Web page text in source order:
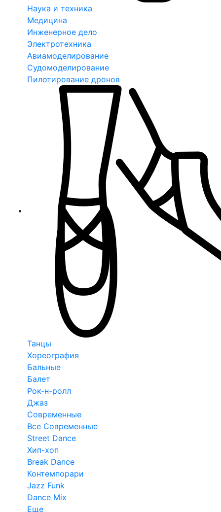
Наука и техника
Медицина
Инженерное дело
Электротехника
Авиамоделирование
Судомоделирование
Пилотирование дронов
Танцы
Хореография
Бальные
Балет
Рок-н-ролл
Джаз
Современные
Все Современные
Street Dance
Хип-хоп
Break Dance
Контемпорари
Jazz Funk
Dance Mix
Еще